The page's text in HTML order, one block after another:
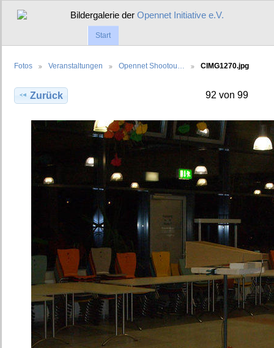
Bildergalerie derOpennet Initiative e.V.
Start
Fotos Veranstaltungen Opennet Shootou… CIMG1270.jpg
Zurück 92 von 99